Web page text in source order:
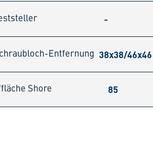
-
Entfernung 38x38/
Shore 85